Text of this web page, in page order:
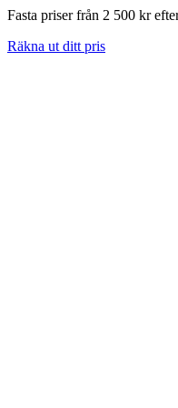
Fasta priser från 2 500 kr
Räkna ut ditt pris